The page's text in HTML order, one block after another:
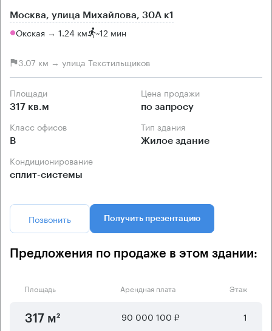
Москва, улица Михайлова, 30А к1
Окская → 1.24 км ~12 мин
3.07 км → улица Текстильщиков
Площади
317 кв.м
Цена продажи
по запросу
Класс офисов
B
Тип здания
Жилое здание
Кондиционирование
сплит-системы
Позвонить Получить презентацию
Предложения по продаже в этом здании:
Площадь Арендная плата Этаж
317 м² 90 000 100 ₽ 1